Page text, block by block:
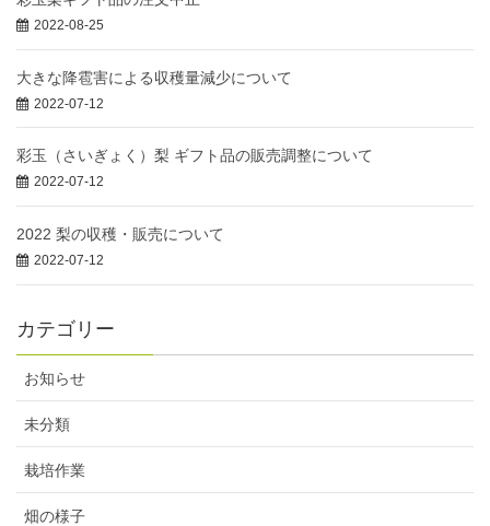
2022-08-25
大きな降雹害による収穫量減少について
2022-07-12
彩玉（さいぎょく）梨 ギフト品の販売調整について
2022-07-12
2022 梨の収穫・販売について
2022-07-12
カテゴリー
お知らせ
未分類
栽培作業
畑の様子